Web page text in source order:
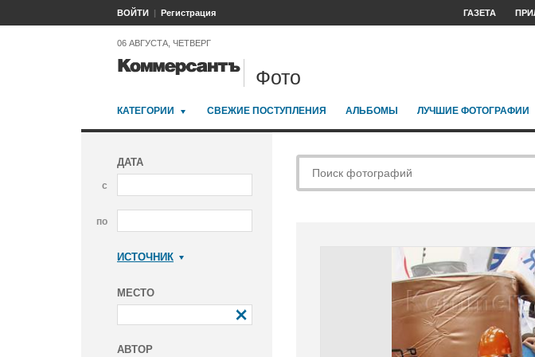
ВОЙТИ Регистрация ГАЗЕТА
06 АВГУСТА, ЧЕТВЕРГ
Фото
КАТЕГОРИИ СВЕЖИЕ ПОСТУПЛЕНИЯ АЛЬБОМЫ ЛУЧШИЕ ФОТОГРАФИИ
ДАТА
с
по
ИСТОЧНИК
МЕСТО
АВТОР